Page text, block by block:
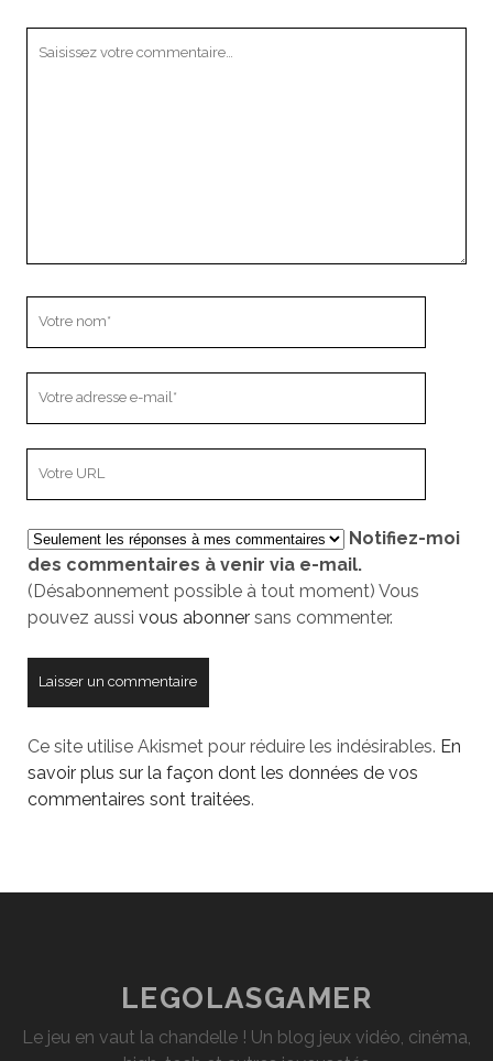
mail
votre
site
Notifiez-moi
des commentaires à venir via e-mail.
(Désabonnement possible à tout moment) Vous
pouvez aussi vous abonnersans commenter.
Ce site utilise Akismet pour réduire les indésirables. En
savoir plus sur la façon dont les données de vos
commentaires sont traitées.
LEGOLASGAMER
Le jeu en vaut la chandelle ! Un blog jeux vidéo, cinéma,